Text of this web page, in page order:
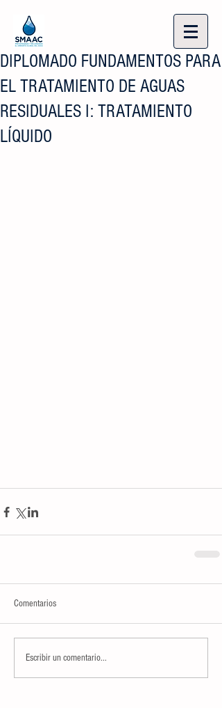
DIPLOMADO FUNDAMENTOS PARA
EL TRATAMIENTO DE AGUAS
RESIDUALES I: TRATAMIENTO
LÍQUIDO
Comentarios
Escribir un comentario...